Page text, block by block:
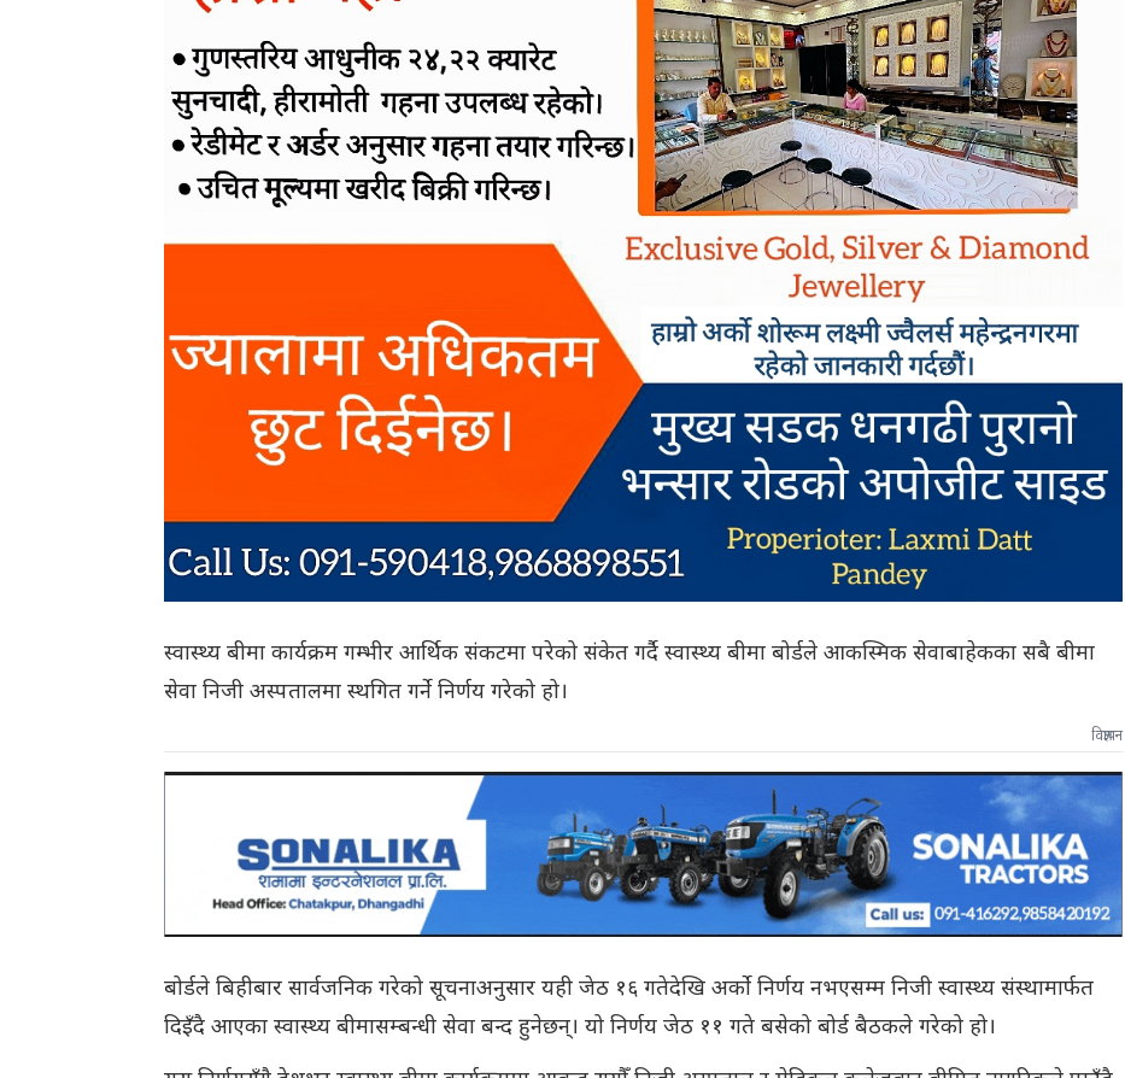
स्वास्थ्य बीमा कार्यक्रम गम्भीर आर्थिक संकटमा परेको संकेत गर्दै स्वास्थ्य बीमा बोर्डले आकस्मिक सेवाबाहेकका सबै बीमा
सेवा निजी अस्पतालमा स्थगित गर्ने निर्णय गरेको हो।
विज्ञापन
बोर्डले बिहीबार सार्वजनिक गरेको सूचनाअनुसार यही जेठ १६ गतेदेखि अर्को निर्णय नभएसम्म निजी स्वास्थ्य संस्थामार्फत
दिइँदै आएका स्वास्थ्य बीमासम्बन्धी सेवा बन्द हुनेछन्। यो निर्णय जेठ ११ गते बसेको बोर्ड बैठकले गरेको हो।